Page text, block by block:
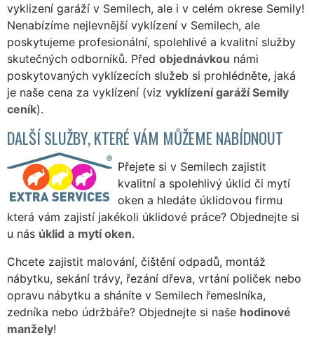
vyklizení garáží v Semilech, ale i v celém okrese Semily!
Nenabízíme nejlevnější vyklízení v Semilech, ale
poskytujeme profesionální, spolehlivé a kvalitní služby
skutečných odborníků. Před objednávkou námi
poskytovaných vyklízecích služeb si prohlédněte, jaká
je naše cena za vyklízení (viz vyklízení garáží Semily
ceník).
DALŠÍ SLUŽBY, KTERÉ VÁM MŮŽEME NABÍDNOUT
Přejete si v Semilech zajistit
kvalitní a spolehlivý úklid či mytí
oken a hledáte úklidovou firmu
která vám zajistí jakékoli úklidové práce? Objednejte si
u nás úklid a mytí oken.
Chcete zajistit malování, čištění odpadů, montáž
nábytku, sekání trávy, řezání dřeva, vrtání poliček nebo
opravu nábytku a sháníte v Semilech řemeslníka,
zedníka nebo údržbáře? Objednejte si naše hodinové
manžely!